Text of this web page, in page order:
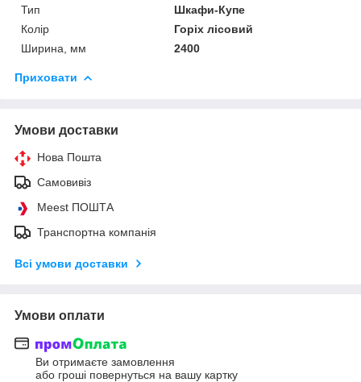
Тип
Шкафи-Купе
Колір
Горіх лісовий
Ширина, мм
2400
Приховати
Умови доставки
Нова Пошта
Самовивіз
Meest ПОШТА
Транспортна компанія
Всі умови доставки
Умови оплати
Ви отримаєте замовлення
або гроші повернуться на вашу картку